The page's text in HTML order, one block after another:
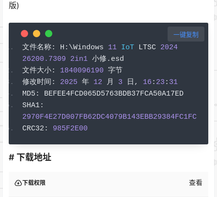
版)
文件名称: H : \Windows 11 IoT LTSC 2024
26200.7309
2in1 小修. esd
文件大小:
1840096190 字节
修改时间:
2025 年 12 月 3 日, 16 : 23 : 31
MD5 :
BEFEE4FCD065D5763BDB37FCA50A17ED
SHA1:
2970F4E27D007FB62DC4079B143EBB29384FC1FC
CRC32 : 985F2E00
一键复制
# 下载地址
下载权限 查看